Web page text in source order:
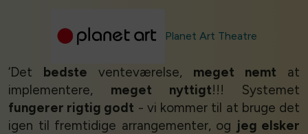
Planet Art Theatre
‘Det bedste venteværelse, meget nemt at
implementere, meget nyttigt!!! Systemet
fungerer rigtig godt - vi kommer til at bruge det
igen til fremtidige arrangementer, og jeg elsker